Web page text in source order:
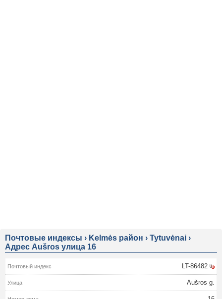
Почтовые индексы › Kelmės район › Tytuvėnai ›
Адрес Aušros улица 16
LT-86482
Aušros g.